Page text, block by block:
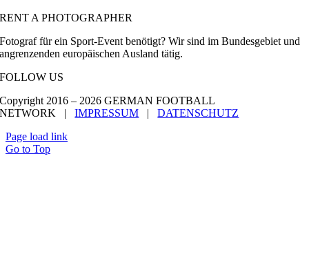
RENT A PHOTOGRAPHER
Fotograf für ein Sport-Event benötigt? Wir sind im Bundesgebiet und
angrenzenden europäischen Ausland tätig.
FOLLOW US
Copyright 2016 – 2026 GERMAN FOOTBALL
NETWORK |IMPRESSUM |DATENSCHUTZ
Page load link
Go to Top